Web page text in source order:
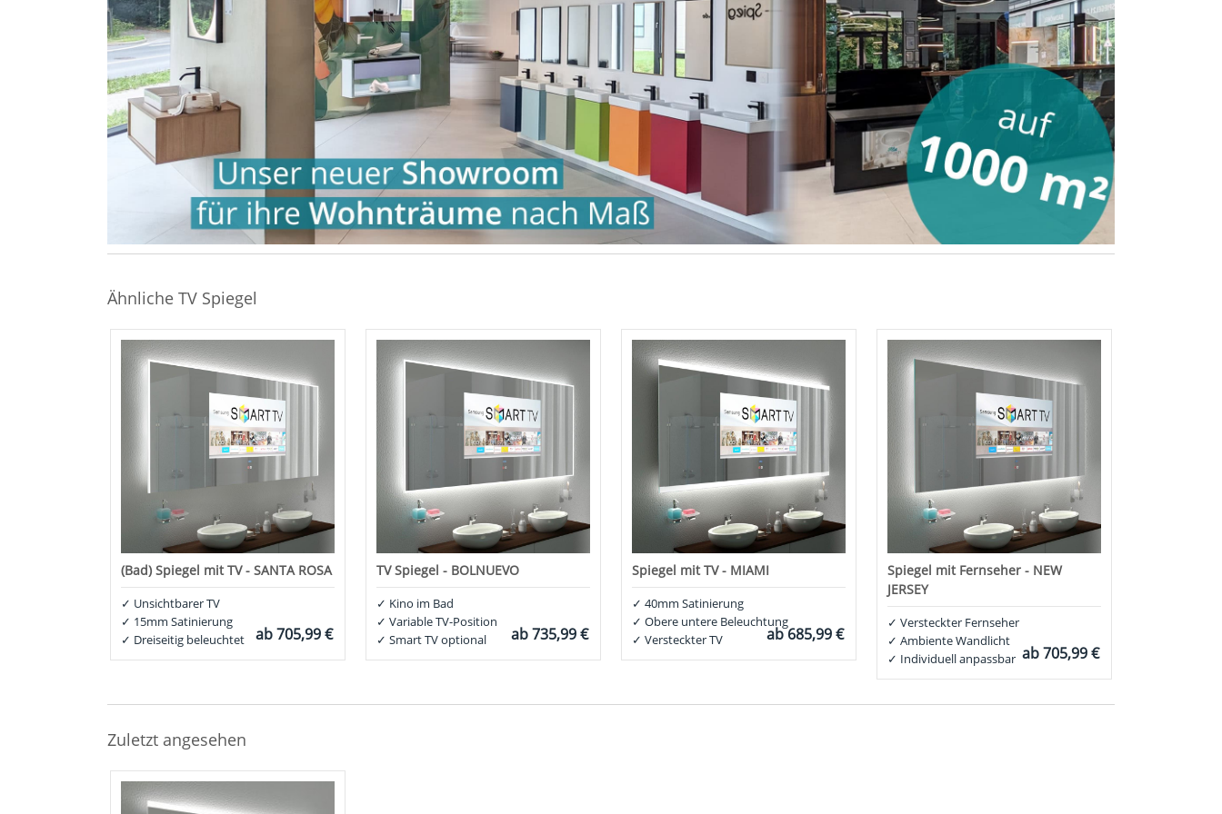
Ähnliche TV Spiegel
(Bad) Spiegel mit TV - SANTA ROSA
✓ Unsichtbarer TV
✓ 15mm Satinierung
✓ Dreiseitig beleuchtet ab705,99 €
TV Spiegel - BOLNUEVO
✓ Kino im Bad
✓ Variable TV-Position
✓ Smart TV optional ab735,99 €
Spiegel mit TV - MIAMI
✓ 40mm Satinierung
✓ Obere untere Beleuchtung
✓ Versteckter TV ab685,99 €
Spiegel mit Fernseher - NEW
JERSEY
✓ Versteckter Fernseher
✓ Ambiente Wandlicht
✓ Individuell anpassbar ab705,99 €
Zuletzt angesehen